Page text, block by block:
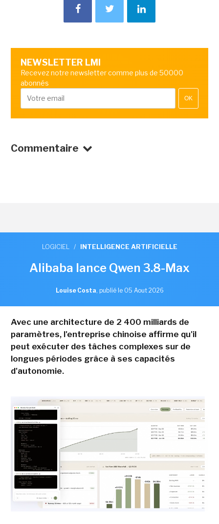
NEWSLETTER LMI
Recevez notre newsletter comme plus de 50000
abonnés
OK
Commentaire
LOGICIEL / INTELLIGENCE ARTIFICIELLE
Alibaba lance Qwen 3.8-Max
Louise Costa, publié le 05 Aout 2026
Avec une architecture de 2 400 milliards de
paramètres, l'entreprise chinoise affirme qu'il
peut exécuter des tâches complexes sur de
longues périodes grâce à ses capacités
d'autonomie.